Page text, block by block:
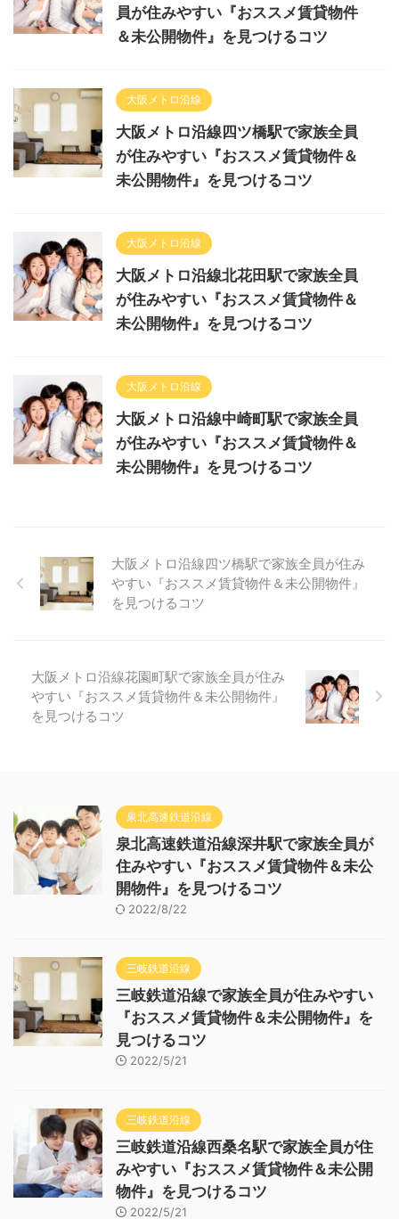
員が住みやすい『おススメ賃貸物件
＆未公開物件』を見つけるコツ
大阪メトロ沿線
大阪メトロ沿線四ツ橋駅で家族全員
が住みやすい『おススメ賃貸物件＆
未公開物件』を見つけるコツ
大阪メトロ沿線
大阪メトロ沿線北花田駅で家族全員
が住みやすい『おススメ賃貸物件＆
未公開物件』を見つけるコツ
大阪メトロ沿線
大阪メトロ沿線中崎町駅で家族全員
が住みやすい『おススメ賃貸物件＆
未公開物件』を見つけるコツ
大阪メトロ沿線四ツ橋駅で家族全員が住み
やすい『おススメ賃貸物件＆未公開物件』
を見つけるコツ
大阪メトロ沿線花園町駅で家族全員が住み
やすい『おススメ賃貸物件＆未公開物件』
を見つけるコツ
泉北高速鉄道沿線
泉北高速鉄道沿線深井駅で家族全員が
住みやすい『おススメ賃貸物件＆未公
開物件』を見つけるコツ
2022/8/22
三岐鉄道沿線
三岐鉄道沿線で家族全員が住みやすい
『おススメ賃貸物件＆未公開物件』を
見つけるコツ
2022/5/21
三岐鉄道沿線
三岐鉄道沿線西桑名駅で家族全員が住
みやすい『おススメ賃貸物件＆未公開
物件』を見つけるコツ
2022/5/21